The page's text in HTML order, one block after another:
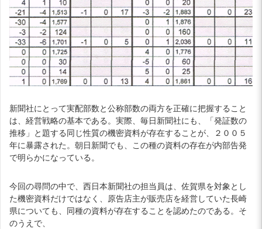
新聞社にとって実配部数と公称部数の両方を正確に把握すること
は、経営戦略の基本である。実際、毎日新聞社にも、「発証数の
推移」と題する同じ性質の機密資料が存在することが、２００５
年に暴露された。朝日新聞でも、この種の資料の存在が内部告発
で明らかになっている。
今回の尋問の中で、西日本新聞社の担当員は、佐賀県を対象とし
た機密資料だけではなく、原告店主が販売店を経営していた長崎
県についても、同種の資料が存在することを認めたのである。そ
のうえで、